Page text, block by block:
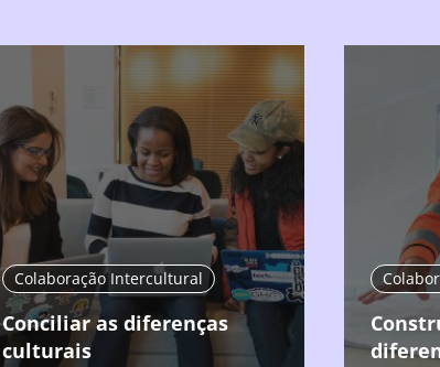
Colaboração Intercultural
Conciliar as diferenças
culturais